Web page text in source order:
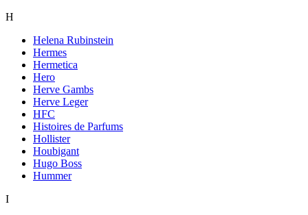
H
Helena Rubinstein
Hermes
Hermetica
Hero
Herve Gambs
Herve Leger
HFC
Histoires de Parfums
Hollister
Houbigant
Hugo Boss
Hummer
I